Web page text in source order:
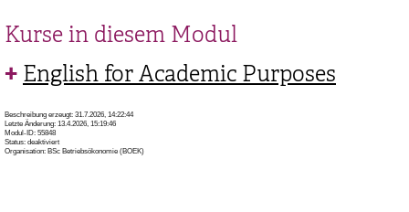
Kurse in diesem Modul
English for Academic Purposes
Beschreibung erzeugt: 31.7.2026, 14:22:44
Letzte Änderung: 13.4.2026, 15:19:46
Modul-ID: 55848
Status: deaktiviert
Organisation: BSc Betriebsökonomie (BOEK)